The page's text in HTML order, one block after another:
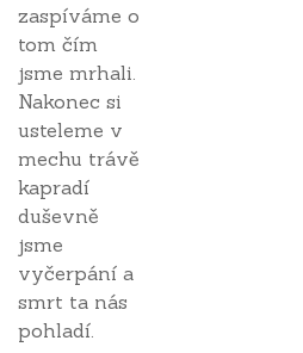
zaspíváme o
tom čím
jsme mrhali.
Nakonec si
usteleme v
mechu trávě
kapradí
duševně
jsme
vyčerpání a
smrt ta nás
pohladí.